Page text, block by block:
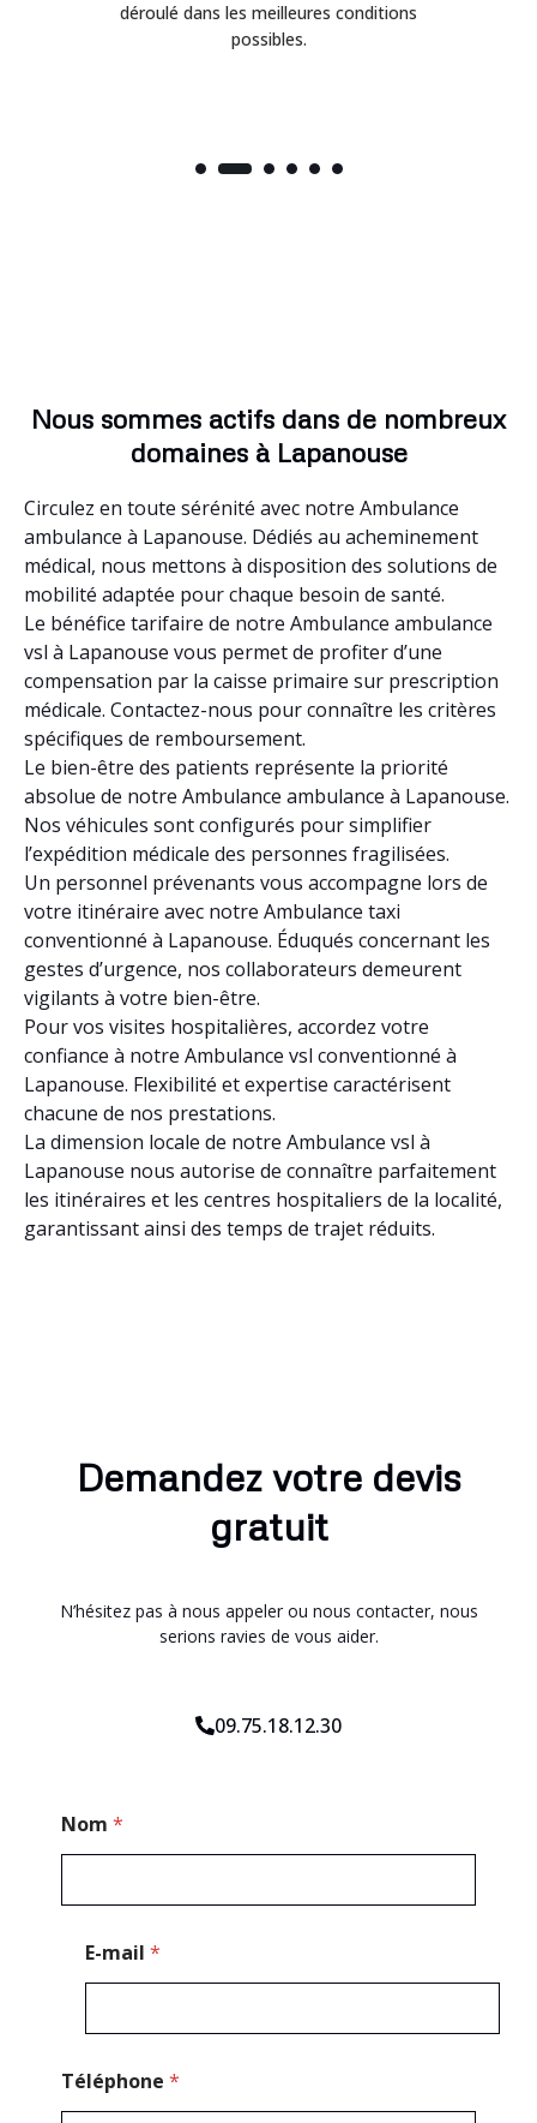
déroulé dans les meilleures conditions
possibles.
Nous sommes actifs dans de nombreux
domaines à Lapanouse
Circulez en toute sérénité avec notre Ambulance
ambulance à Lapanouse. Dédiés au acheminement
médical, nous mettons à disposition des solutions de
mobilité adaptée pour chaque besoin de santé.
Le bénéfice tarifaire de notre Ambulance ambulance
vsl à Lapanouse vous permet de profiter d’une
compensation par la caisse primaire sur prescription
médicale. Contactez-nous pour connaître les critères
spécifiques de remboursement.
Le bien-être des patients représente la priorité
absolue de notre Ambulance ambulance à Lapanouse.
Nos véhicules sont configurés pour simplifier
l’expédition médicale des personnes fragilisées.
Un personnel prévenants vous accompagne lors de
votre itinéraire avec notre Ambulance taxi
conventionné à Lapanouse. Éduqués concernant les
gestes d’urgence, nos collaborateurs demeurent
vigilants à votre bien-être.
Pour vos visites hospitalières, accordez votre
confiance à notre Ambulance vsl conventionné à
Lapanouse. Flexibilité et expertise caractérisent
chacune de nos prestations.
La dimension locale de notre Ambulance vsl à
Lapanouse nous autorise de connaître parfaitement
les itinéraires et les centres hospitaliers de la localité,
garantissant ainsi des temps de trajet réduits.
Demandez votre devis
gratuit
N’hésitez pas à nous appeler ou nous contacter, nous
serions ravies de vous aider.
09.75.18.12.30
o
s
Nom *
E-mail *
Téléphone *